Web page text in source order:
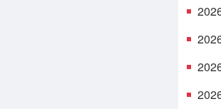
积5
霄
仅1
1胜